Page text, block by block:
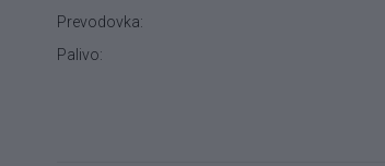
Prevodovka:
Palivo: